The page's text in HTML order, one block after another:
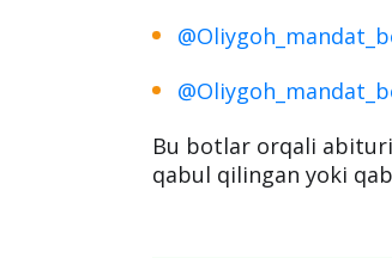
Bu botlar orqali
qabul qilingan yoki